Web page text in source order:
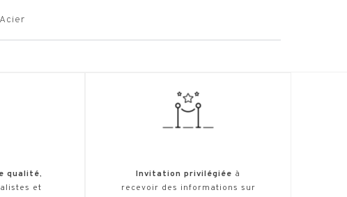
qualité,
et
Invitation privilégiée à
recevoir des informations sur